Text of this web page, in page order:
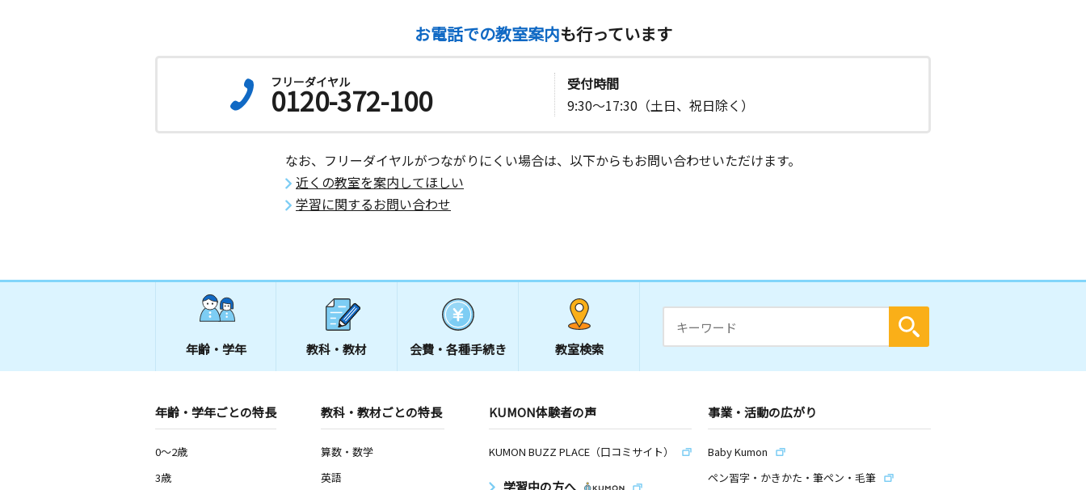
湊町教室
火 木 金 土
日
千葉県船橋市湊町１丁目９－１８ 湊町第５集会
谷津教室
水 木 金 土 日
南船橋駅前教室
金 土
千葉県船橋市浜町２丁目３－１１ パークホーム
ズＬａＬａ南船橋ステーションプレミア
月 火 金
日
0歳～高校生
橋５０５
お電話での教室案内も行っています
フリーダイヤル
0120-372-100
受付時間
9:30～17:30（土日、祝日除く）
なお、フリーダイヤルがつながりにくい場合は、以下からもお問い合わせいただけます。
近くの教室を案内してほしい
学習に関するお問い合わせ
年齢・学年 教科・教材 会費・ 各種手続き 教室検索
年齢・学年ごとの特長
0～2歳
3歳
教科・教材ごとの特長
算数・数学
英語
KUMON体験者の声
KUMON BUZZ PLACE（口コミサイト）
学習中の方へ
事業・活動の広がり
Baby Kumon
ペン習字・かきかた・筆ペン・毛筆